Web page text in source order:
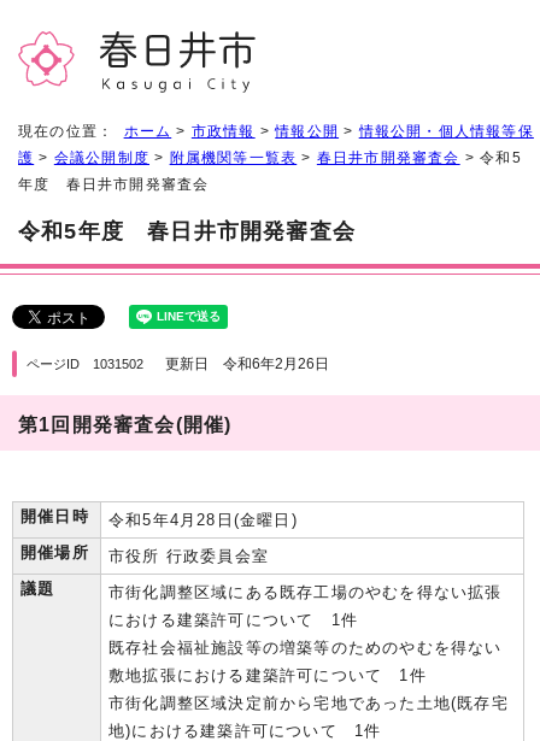
現在の位置： ホーム > 市政情報 >情報公開 >情報公開・個人情報等保
護 > 会議公開制度 > 附属機関等一覧表 > 春日井市開発審査会 > 令和5
年度 春日井市開発審査会
令和5年度 春日井市開発審査会
ページID 1031502 更新日 令和6年2月26日
第1回開発審査会(開催)
開催日時
令和5年4月28日(金曜日)
開催場所
市役所 行政委員会室
議題
市街化調整区域にある既存工場のやむを得ない拡張
における建築許可について 1件
既存社会福祉施設等の増築等のためのやむを得ない
敷地拡張における建築許可について 1件
市街化調整区域決定前から宅地であった土地(既存宅
地)における建築許可について 1件